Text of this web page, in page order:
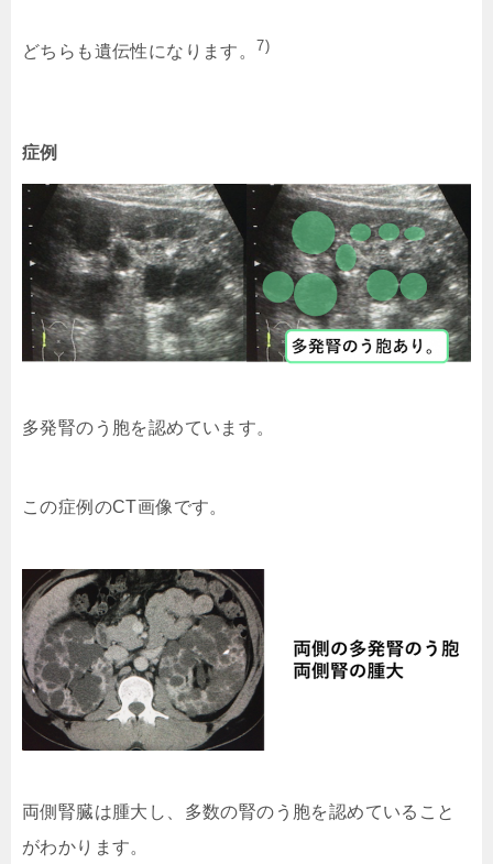
どちらも遺伝性になります。 7)
症例
多発腎のう胞を認めています。
この症例のCT画像です。
両側腎臓は腫大し、多数の腎のう胞を認めていること
がわかります。